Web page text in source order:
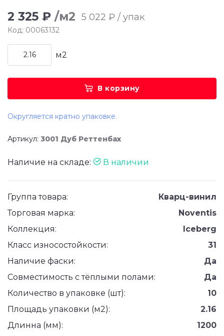
2 325 ₽ /м2 5 022 ₽ / упак
Код: 00063132
м2
В корзину
Округляется кратно упаковке.
Артикул: 3001 Дуб Реттенбах
Наличие на складе: В наличии
Группа товара:
Кварц-винил
Торговая марка:
Noventis
Коллекция:
Iceberg
Класс износостойкости:
31
Наличие фаски:
Да
Совместимость с тёплыми полами:
Да
Количество в упаковке (шт):
10
Площадь упаковки (м2):
2.16
Длинна (мм):
1200